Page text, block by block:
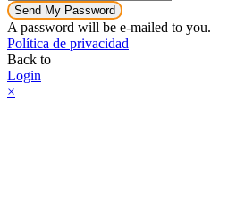
Send My Password
A password will be e-mailed to you.
Política de privacidad
Back to
Login
×